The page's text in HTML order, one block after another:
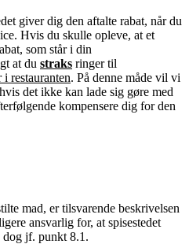
giver dig den aftalte rabat, når du
Hvis du skulle opleve, at et
som står i din
at du straks ringer til
i restauranten. På denne måde vil vi
det ikke kan lade sig gøre med
kompensere dig for den
mad, er tilsvarende beskrivelsen
ansvarlig for, at spisestedet
dog jf. punkt 8.1.